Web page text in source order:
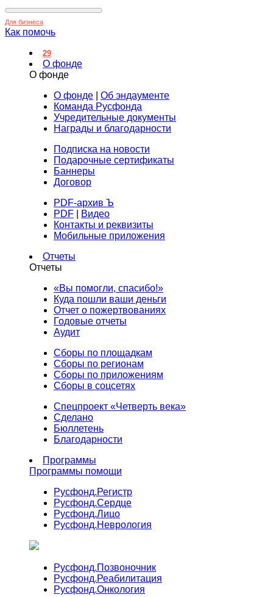
Для бизнеса
Как помочь
29
О фонде
О фонде
О фонде
Об эндаументе
Команда Русфонда
Учредительные документы
Награды и благодарности
Подписка на новости
Подарочные сертификаты
Баннеры
Договор
PDF-архив Ъ
PDF
Видео
Контакты и реквизиты
Мобильные приложения
Отчеты
Отчеты
«Вы помогли, спасибо!»
Куда пошли ваши деньги
Отчет о пожертвованиях
Годовые отчеты
Аудит
Сборы по площадкам
Сборы по регионам
Сборы по приложениям
Сборы в соцсетях
Спецпроект «Четверть века»
Сделано
Бюллетень
Благодарности
Программы
Программы помощи
Русфонд.Регистр
Русфонд.Сердце
Русфонд.Лицо
Русфонд.Неврология
Русфонд.Позвоночник
Русфонд.Реабилитация
Русфонд.Онкология